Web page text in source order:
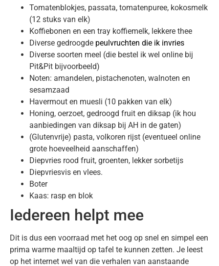
Tomatenblokjes, passata, tomatenpuree, kokosmelk
(12 stuks van elk)
Koffiebonen en een tray koffiemelk, lekkere thee
Diverse gedroogde peulvruchten die ik invries
Diverse soorten meel (die bestel ik wel online bij
Pit&Pit bijvoorbeeld)
Noten: amandelen, pistachenoten, walnoten en
sesamzaad
Havermout en muesli (10 pakken van elk)
Honing, oerzoet, gedroogd fruit en diksap (ik hou
aanbiedingen van diksap bij AH in de gaten)
(Glutenvrije) pasta, volkoren rijst (eventueel online
grote hoeveelheid aanschaffen)
Diepvries rood fruit, groenten, lekker sorbetijs
Diepvriesvis en vlees.
Boter
Kaas: rasp en blok
Iedereen helpt mee
Dit is dus een voorraad met het oog op snel en simpel een
prima warme maaltijd op tafel te kunnen zetten. Je leest
op het internet wel van die verhalen van aanstaande